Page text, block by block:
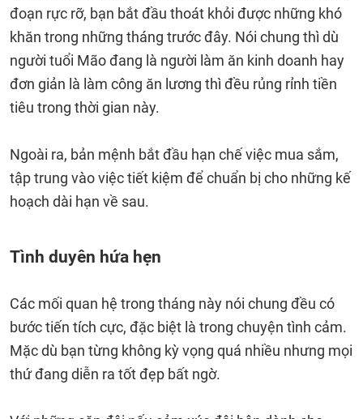
đoạn rực rỡ, bạn bắt đầu thoát khỏi được những khó
khăn trong những tháng trước đây. Nói chung thì dù
người tuổi Mão đang là người làm ăn kinh doanh hay
đơn giản là làm công ăn lương thì đều rủng rỉnh tiền
tiêu trong thời gian này.
Ngoài ra, bản mệnh bắt đầu hạn chế việc mua sắm,
tập trung vào việc tiết kiệm để chuẩn bị cho những kế
hoạch dài hạn về sau.
Tình duyên hứa hẹn
Các mối quan hệ trong tháng này nói chung đều có
bước tiến tích cực, đặc biệt là trong chuyện tình cảm.
Mặc dù bạn từng không kỳ vọng quá nhiều nhưng mọi
thứ đang diễn ra tốt đẹp bất ngờ.